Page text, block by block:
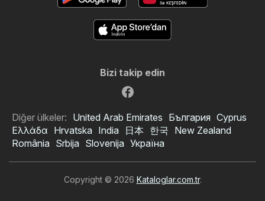
Bizi takip edin
Diğer ülkeler: United Arab Emirates България Cyprus
Ελλάδα Hrvatska India 日本 한국 New Zealand
România Srbija Slovenija Україна
Copyright © 2026 Kataloglar.com.tr.